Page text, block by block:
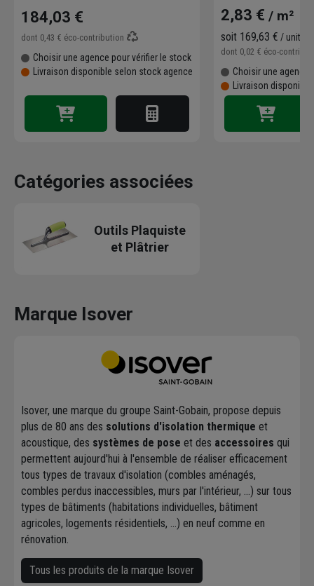
184,03 €
dont 0,43 € éco-contribution
Choisir une agence pour vérifier le stock
Livraison disponible selon stock agence
2,83 € / m²
soit 169,63 € / unité
dont 0,02 € éco-
Choisir une agence
Livraison
Catégories associées
Outils Plaquiste
et Plâtrier
Marque Isover
Isover, une marque du groupe Saint-Gobain, propose depuis
plus de 80 ans des solutions d'isolation thermique et
acoustique, des systèmes de pose et des accessoires qui
permettent aujourd'hui à l'ensemble de réaliser efficacement
tous types de travaux d'isolation (combles aménagés,
combles perdus inaccessibles, murs par l'intérieur, ...) sur tous
types de bâtiments (habitations individuelles, bâtiment
agricoles, logements résidentiels, ...) en neuf comme en
rénovation.
Tous les produits de la marque Isover